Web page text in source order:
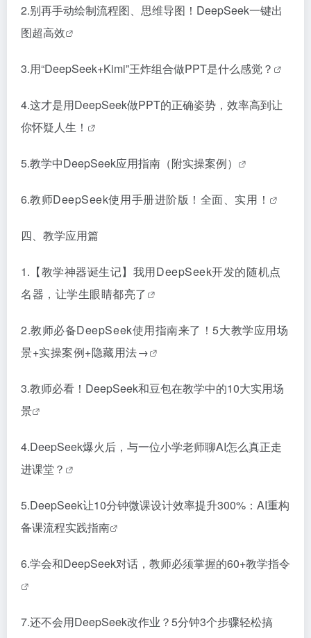
2.别再手动绘制流程图、思维导图！DeepSeek一键出
图超高效
3.用“DeepSeek+Kimi”王炸组合做PPT是什么感觉？
4.这才是用DeepSeek做PPT的正确姿势，效率高到让
你怀疑人生！
5.教学中DeepSeek应用指南（附实操案例）
6.教师DeepSeek使用手册进阶版！全面、实用！
四、教学应用篇
1. 【教学神器诞生记】我用DeepSeek开发的随机点
名器，让学生眼睛都亮了
2.教师必备DeepSeek使用指南来了！5大教学应用场
景+实操案例+隐藏用法→
3.教师必看！DeepSeek和豆包在教学中的10大实用场
景
4.DeepSeek爆火后，与一位小学老师聊AI怎么真正走
进课堂？
5.DeepSeek让10分钟微课设计效率提升300%：AI重构
备课流程实践指南
6.学会和DeepSeek对话，教师必须掌握的60+教学指令
7.还不会用DeepSeek改作业？5分钟3个步骤轻松搞